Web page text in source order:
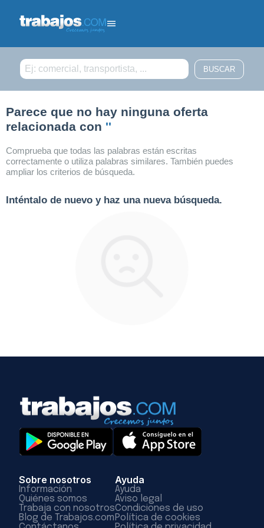
Parece que no hay ninguna oferta
relacionada con ''
Comprueba que todas las palabras están escritas
correctamente o utiliza palabras similares. También puedes
ampliar los criterios de búsqueda.
Inténtalo de nuevo y haz una nueva búsqueda.
Sobre nosotros
Información
Quiénes somos
Trabaja con nosotros
Blog de Trabajos.com
Ayuda
Ayuda
Aviso legal
Condiciones de uso
Política de cookies